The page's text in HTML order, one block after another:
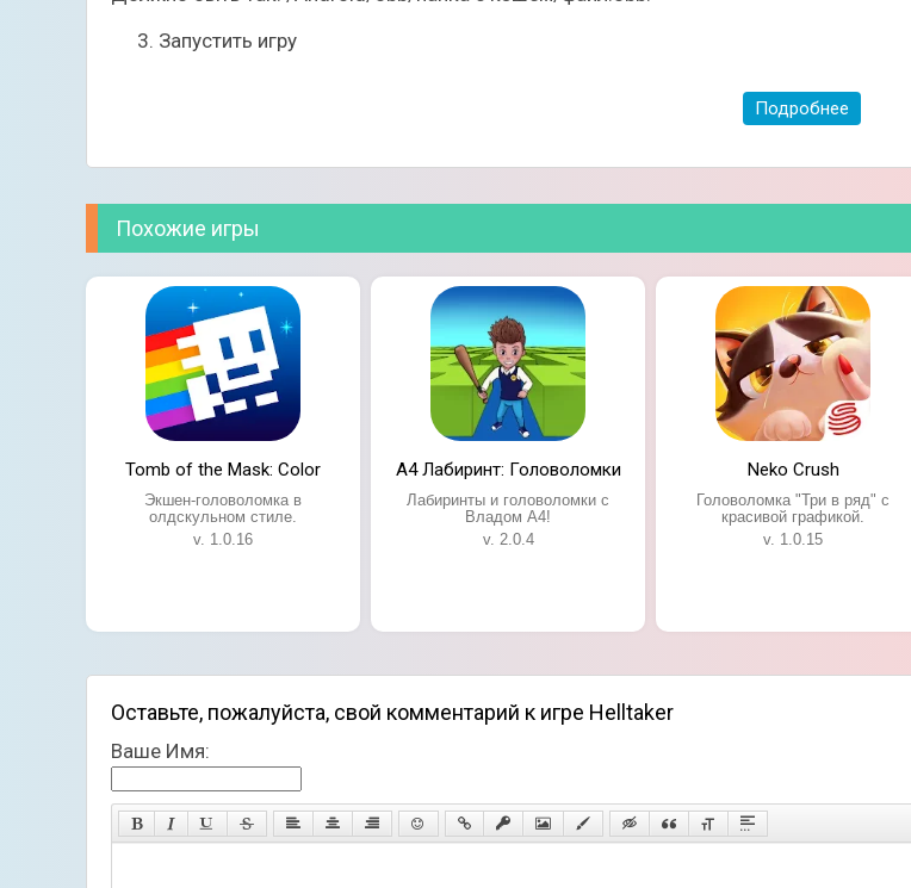
Запустить игру
Подробнее
Похожие игры
Tomb of the Mask: Color
Экшен-головоломка в
олдскульном стиле.
v. 1.0.16
А4 Лабиринт: Головоломки
Лабиринты и головоломки с
Владом А4!
v. 2.0.4
Neko Crush
Головоломка "Три в ряд" с
красивой графикой.
v. 1.0.15
Оставьте, пожалуйста, свой комментарий к игре Helltaker
Ваше Имя: